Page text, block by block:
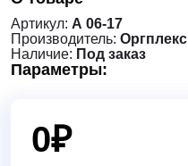
Артикул: А 06-17
Производитель: Оргплекс
Наличие: Под заказ
Параметры:
0₽